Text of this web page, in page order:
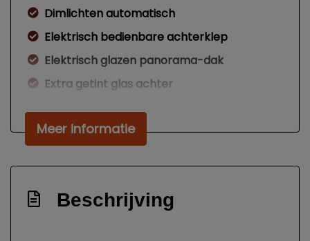
Dimlichten automatisch
Elektrisch bedienbare achterklep
Elektrisch glazen panorama-dak
Extra getint glas achter
Keyless entry
Led achterlichten
Meer informatie
Beschrijving